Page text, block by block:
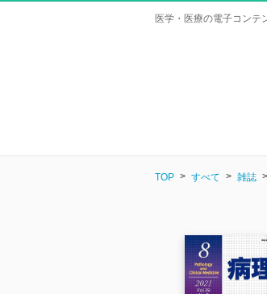
医学・医療の電子コンテ
TOP すべて 雑誌